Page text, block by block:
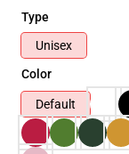
Type
Unisex
Color
Default